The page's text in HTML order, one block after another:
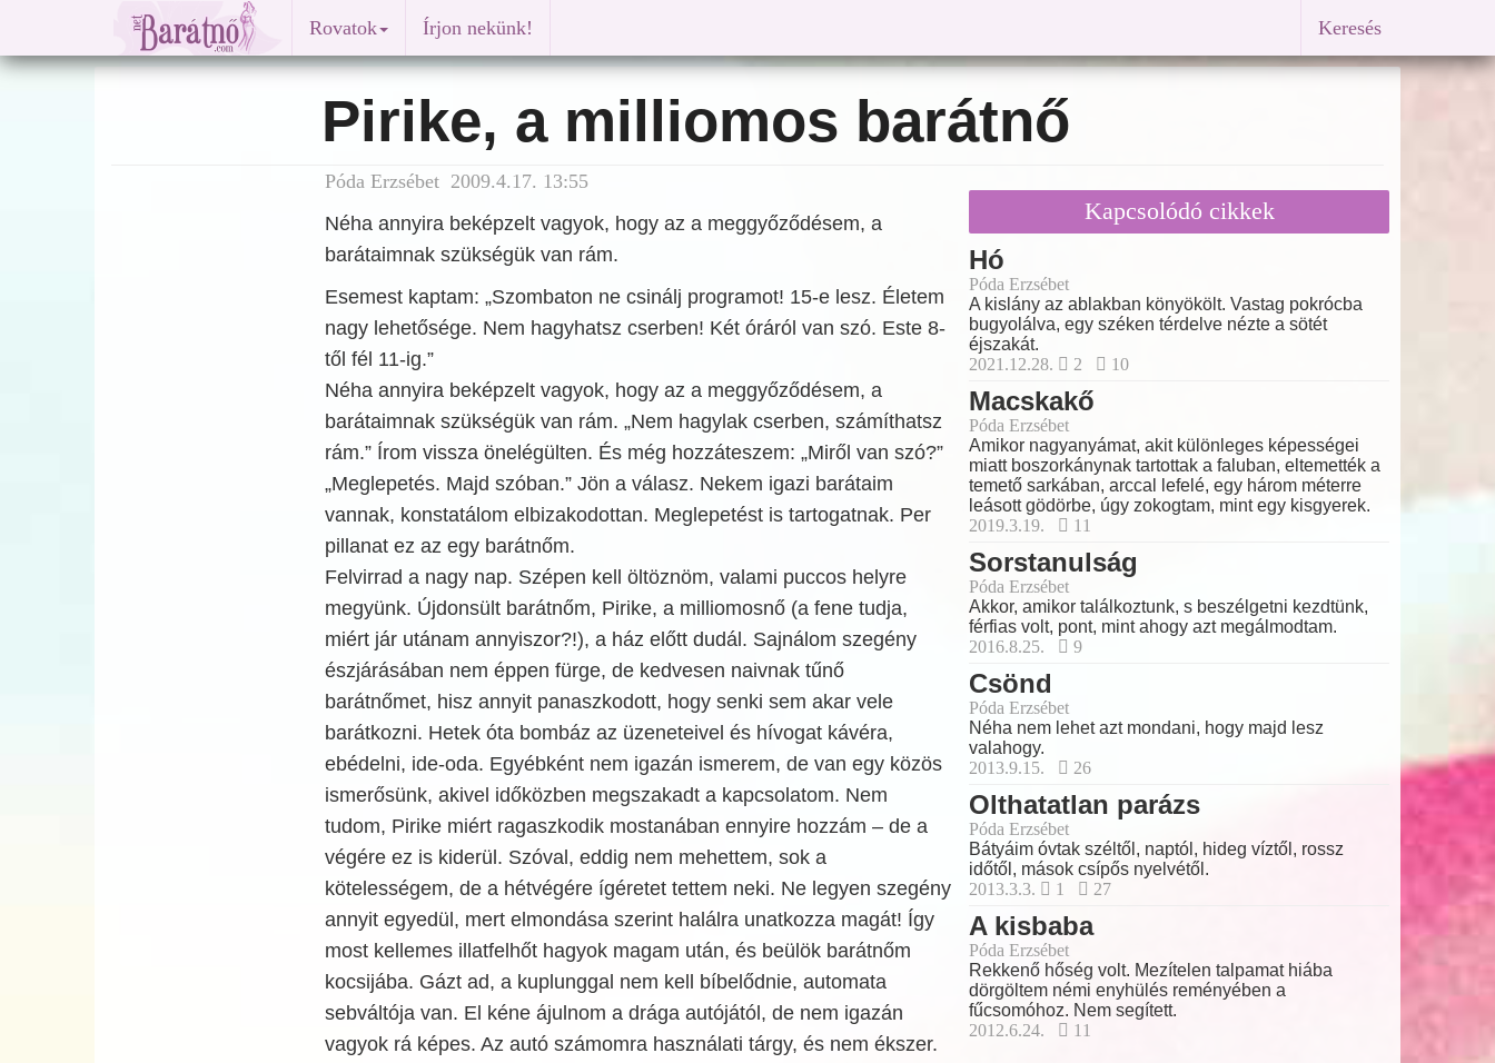
Rovatok Írjon nekünk! Keresés
Pirike, a milliomos barátnő
Póda Erzsébet 2009.4.17. 13:55
Néha annyira beképzelt vagyok, hogy az a meggyőződésem, a
barátaimnak szükségük van rám.
Esemest kaptam: „Szombaton ne csinálj programot! 15-e lesz. Életem
nagy lehetősége. Nem hagyhatsz cserben! Két óráról van szó. Este 8-
től fél 11-ig.”
Néha annyira beképzelt vagyok, hogy az a meggyőződésem, a
barátaimnak szükségük van rám. „Nem hagylak cserben, számíthatsz
rám.” Írom vissza önelégülten. És még hozzáteszem: „Miről van szó?”
„Meglepetés. Majd szóban.” Jön a válasz. Nekem igazi barátaim
vannak, konstatálom elbizakodottan. Meglepetést is tartogatnak. Per
pillanat ez az egy barátnőm.
Felvirrad a nagy nap. Szépen kell öltöznöm, valami puccos helyre
megyünk. Újdonsült barátnőm, Pirike, a milliomosnő (a fene tudja,
miért jár utánam annyiszor?!), a ház előtt dudál. Sajnálom szegény
észjárásában nem éppen fürge, de kedvesen naivnak tűnő
barátnőmet, hisz annyit panaszkodott, hogy senki sem akar vele
barátkozni. Hetek óta bombáz az üzeneteivel és hívogat kávéra,
ebédelni, ide-oda. Egyébként nem igazán ismerem, de van egy közös
ismerősünk, akivel időközben megszakadt a kapcsolatom. Nem
tudom, Pirike miért ragaszkodik mostanában ennyire hozzám – de a
végére ez is kiderül. Szóval, eddig nem mehettem, sok a
kötelességem, de a hétvégére ígéretet tettem neki. Ne legyen szegény
annyit egyedül, mert elmondása szerint halálra unatkozza magát! Így
most kellemes illatfelhőt hagyok magam után, és beülök barátnőm
kocsijába. Gázt ad, a kuplunggal nem kell bíbelődnie, automata
sebváltója van. El kéne ájulnom a drága autójától, de nem igazán
vagyok rá képes. Az autó számomra használati tárgy, és nem ékszer.
Kapcsolódó cikkek
Hó
Póda Erzsébet
A kislány az ablakban könyökölt. Vastag pokrócba
bugyolálva, egy széken térdelve nézte a sötét
éjszakát.
2021.12.28.
2 10
Macskakő
Póda Erzsébet
Amikor nagyanyámat, akit különleges képességei
miatt boszorkánynak tartottak a faluban, eltemették a
temető sarkában, arccal lefelé, egy három méterre
leásott gödörbe, úgy zokogtam, mint egy kisgyerek.
2019.3.19.
11
Sorstanulság
Póda Erzsébet
Akkor, amikor találkoztunk, s beszélgetni kezdtünk,
férfias volt, pont, mint ahogy azt megálmodtam.
2016.8.25.
9
Csönd
Póda Erzsébet
Néha nem lehet azt mondani, hogy majd lesz
valahogy.
2013.9.15.
26
Olthatatlan parázs
Póda Erzsébet
Bátyáim óvtak széltől, naptól, hideg víztől, rossz
időtől, mások csípős nyelvétől.
2013.3.3.
1 27
A kisbaba
Póda Erzsébet
Rekkenő hőség volt. Mezítelen talpamat hiába
dörgöltem némi enyhülés reményében a
fűcsomóhoz. Nem segített.
2012.6.24.
11